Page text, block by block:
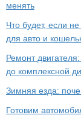
менять
Что будет, если
для авто и
Ремонт
до комплексной
Зимняя езда:
Готовим